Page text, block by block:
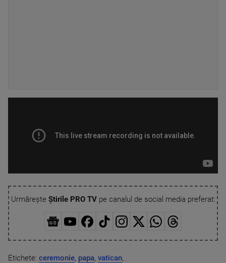
Urmărește Știrile PRO TVpe canalul de social media preferat:
Etichete: ceremonie, papa, vatican,